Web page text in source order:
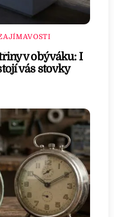
v obýváku: I
vás stovky